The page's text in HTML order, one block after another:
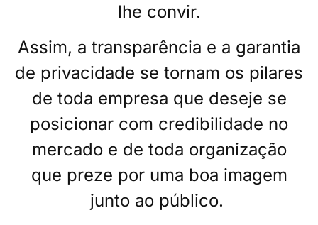
lhe convir.
Assim, a transparência e a garantia
de privacidade se tornam os pilares
de toda empresa que deseje se
posicionar com credibilidade no
mercado e de toda organização
que preze por uma boa imagem
junto ao público.